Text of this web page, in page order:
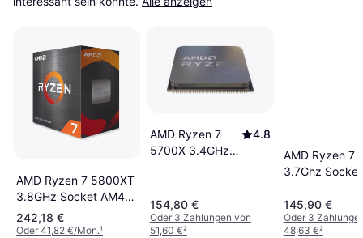
AMD Ryzen 7 5800XT
3.8GHz Socket AM4
Box
242,18 €
Oder 41,82 €/Mon.¹
AMD Ryzen 7
5700X 3.4GHz
4.8
154,80 €
Oder 3 Zahlungen von
51,60 €²
AMD Ryzen 7
3.7Ghz
145,90 €
Oder 3
48,63 €²